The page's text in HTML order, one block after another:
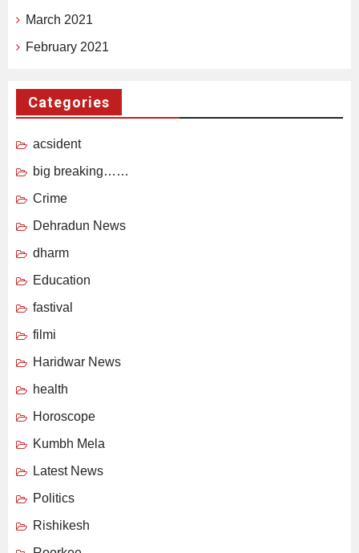
March 2021
February 2021
Categories
acsident
big breaking……
Crime
Dehradun News
dharm
Education
fastival
filmi
Haridwar News
health
Horoscope
Kumbh Mela
Latest News
Politics
Rishikesh